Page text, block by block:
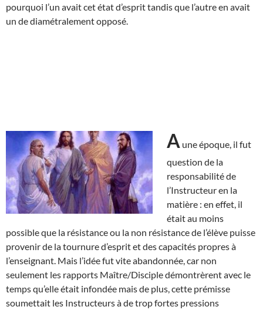
pourquoi l’un avait cet état d’esprit tandis que l’autre en avait
un de diamétralement opposé.
A une époque, il fut
question de la
responsabilité de
l’Instructeur en la
matière : en effet, il
était au moins
possible que la résistance ou la non résistance de l’élève puisse
provenir de la tournure d’esprit et des capacités propres à
l’enseignant. Mais l’idée fut vite abandonnée, car non
seulement les rapports Maître/Disciple démontrèrent avec le
temps qu’elle était infondée mais de plus, cette prémisse
soumettait les Instructeurs à de trop fortes pressions